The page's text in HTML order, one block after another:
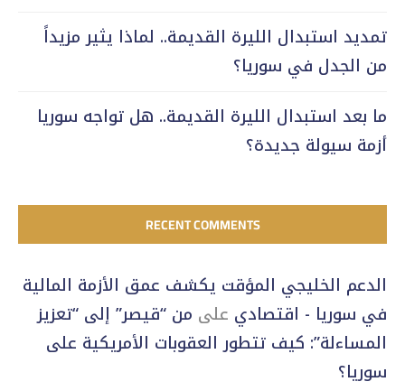
تمديد استبدال الليرة القديمة.. لماذا يثير مزيداً
من الجدل في سوريا؟
ما بعد استبدال الليرة القديمة.. هل تواجه سوريا
أزمة سيولة جديدة؟
RECENT COMMENTS
الدعم الخليجي المؤقت يكشف عمق الأزمة المالية
في سوريا - اقتصادي على من “قيصر” إلى “تعزيز
المساءلة”: كيف تتطور العقوبات الأمريكية على
سوريا؟